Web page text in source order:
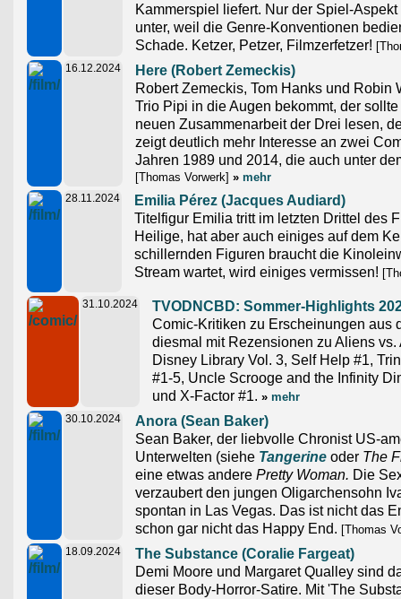
Kammerspiel liefert. Nur der Spiel-
unter, weil die Genre-Konventionen
Schade. Ketzer, Petzer, Filmzerfetzer!
16.12.2024
Here (Robert Zemeckis)
Robert Zemeckis, Tom Hanks und Robin
Trio Pipi in die Augen bekommt, der
neuen Zusammenarbeit der Drei lesen,
zeigt deutlich mehr Interesse an zwei
Jahren 1989 und 2014, die auch unter
[Thomas Vorwerk] » mehr
28.11.2024
Emilia Pérez (Jacques Audiard)
Titelfigur Emilia tritt im letzten Drittel des
Heilige, hat aber auch einiges auf dem
schillernden Figuren braucht die
Stream wartet, wird einiges vermissen!
31.10.2024
TVODNCBD: Sommer-Highlights
Comic-Kritiken zu Erscheinungen aus
diesmal mit Rezensionen zu Aliens
Disney Library Vol. 3, Self Help #1,
#1-5, Uncle Scrooge and the Infinity
und X-Factor #1. » mehr
30.10.2024
Anora (Sean Baker)
Sean Baker, der liebvolle Chronist US-
Unterwelten (siehe Tangerine oder The
eine etwas andere Pretty Woman. Die
verzaubert den jungen Oligarchensohn
spontan in Las Vegas. Das ist nicht das
schon gar nicht das Happy End. [Thomas
18.09.2024
The Substance (Coralie Fargeat)
Demi Moore und Margaret Qualley sind
dieser Body-Horror-Satire. Mit 'The